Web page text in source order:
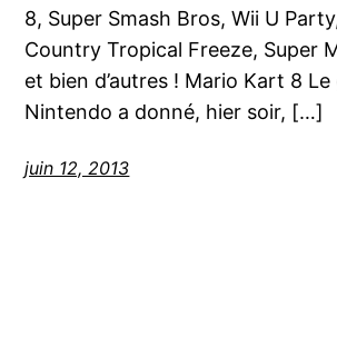
8, Super Smash Bros, Wii U
Country Tropical Freeze, Super
et bien d’autres ! Mario Kart 8 Le
Nintendo a donné, hier soir, […]
juin 12, 2013